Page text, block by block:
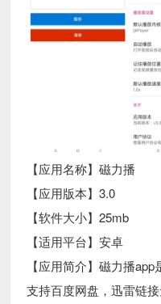
【应用名称】磁力播
【应用版本】3.0
【软件大小】25mb
【适用平台】安卓
【应用简介】磁力播
支持百度网盘，迅雷链